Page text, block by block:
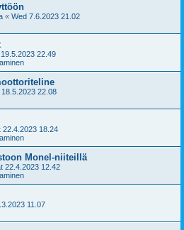
« Wed 7.6.2023 21.02
22.49
22.08
22.4.2023 18.24
Monel-niiteillä
22.4.2023 12.42
11.07